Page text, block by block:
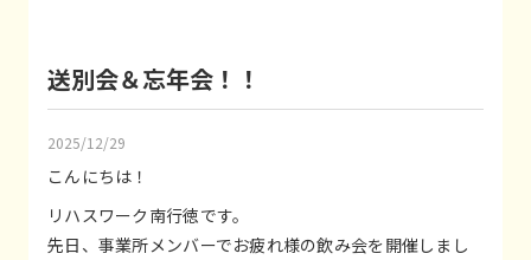
送別会＆忘年会！！
2025/12/29
こんにちは！
リハスワーク南行徳です。
先日、事業所メンバーでお疲れ様の飲み会を開催しまし